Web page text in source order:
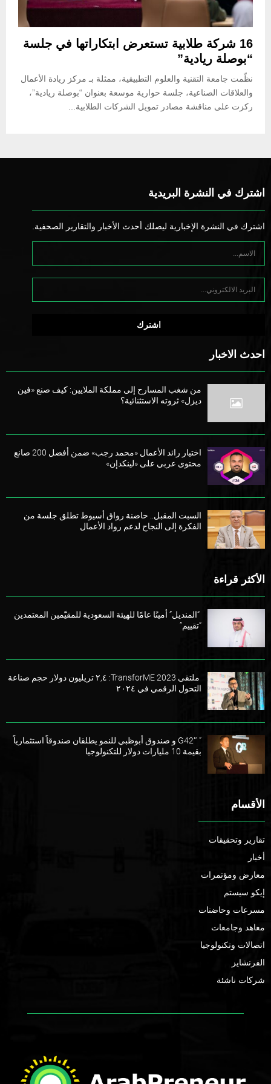
16 شركة طلابية تستعرض ابتكاراتها في جلسة
“بوصلة ريادية”
نظّمت جامعة التقنية والعلوم التطبيقية، ممثلة بـ مركز ريادة الأعمال
والعلاقات الصناعية، جلسة حوارية موسعة بعنوان “بوصلة ريادية”،
ركزت على مناقشة مصادر تمويل الشركات الطلابية...
اشترك في النشرة البريدية
اشترك في النشرة الإخبارية ليصلك أحدث الأخبار والتقارير الصحفية.
احدث الاخبار
من شغب المسارح إلى مملكة الملايين: كيف صنع «فين
ديزل» ثروته الاستثنائية؟
اختيار رائد الأعمال «محمد رجب» ضمن أفضل 200 صانع
محتوى عربي على «لينكدإن»
السبت المقبل.. حاضنة رواق أسيوط تطلق جلسة من
الفكرة إلى النجاح لدعم رواد الأعمال
الأكثر قراءة
“المنديل” أمينًا عامًا للهيئة السعودية للمقيّمين المعتمدين
“تقييم”
ملتقى TransforME 2023: ٢,٤ تريليون دولار حجم صناعة
التحول الرقمي في ٢٠٢٤
” G42″ و صندوق أبوظبي للنمو يطلقان صندوقاً استثمارياً
بقيمة 10 مليارات دولار للتكنولوجيا
الأقسام
تقارير وتحقيقات
أخبار
معارض ومؤتمرات
إيكو سيستم
مسرعات وحاضنات
معاهد وجامعات
اتصالات وتكنولوجيا
الفرنشايز
شركات ناشئة